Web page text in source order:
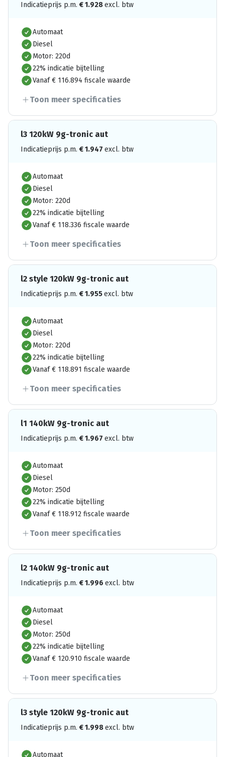
Indicatieprijs p.m. €1.928excl. btw
Automaat
Diesel
Motor: 220d
22% indicatie bijtelling
Vanaf € 116.894 fiscale waarde
Toon meer specificaties
l3 120kW 9g-tronic aut
Indicatieprijs p.m. €1.947 excl. btw
Automaat
Diesel
Motor: 220d
22% indicatie bijtelling
Vanaf € 118.336 fiscale waarde
Toon meer specificaties
l2 style 120kW 9g-tronic aut
Indicatieprijs p.m. €1.955excl. btw
Automaat
Diesel
Motor: 220d
22% indicatie bijtelling
Vanaf € 118.891 fiscale waarde
Toon meer specificaties
l1 140kW 9g-tronic aut
Indicatieprijs p.m. €1.967 excl. btw
Automaat
Diesel
Motor: 250d
22% indicatie bijtelling
Vanaf € 118.912 fiscale waarde
Toon meer specificaties
l2 140kW 9g-tronic aut
Indicatieprijs p.m. €1.996 excl. btw
Automaat
Diesel
Motor: 250d
22% indicatie bijtelling
Vanaf € 120.910 fiscale waarde
Toon meer specificaties
l3 style 120kW 9g-tronic aut
Indicatieprijs p.m. €1.998excl. btw
Automaat